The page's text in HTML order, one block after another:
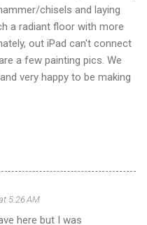
chisels and laying
a radiant floor with more
out iPad can't connect
a few painting pics. We
very happy to be making
5:26 AM
here but I was